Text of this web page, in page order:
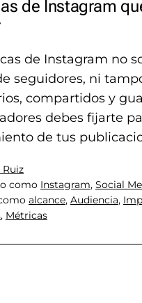
de Instagram
de Instagram no
seguidores, ni
compartidos y
debes fijarte
de tus
Ruiz
como Instagram, Social
alcance, Audiencia,
, Métricas